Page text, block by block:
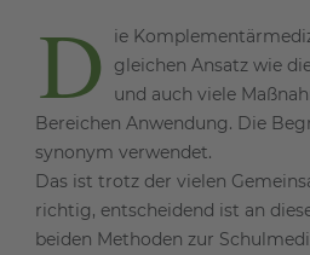
D
ie
gleichen Ansatz wie
und auch viele
Bereichen Anwendung. Die
synonym verwendet.
Das ist trotz der vielen
richtig, entscheidend ist an
beiden Methoden zur